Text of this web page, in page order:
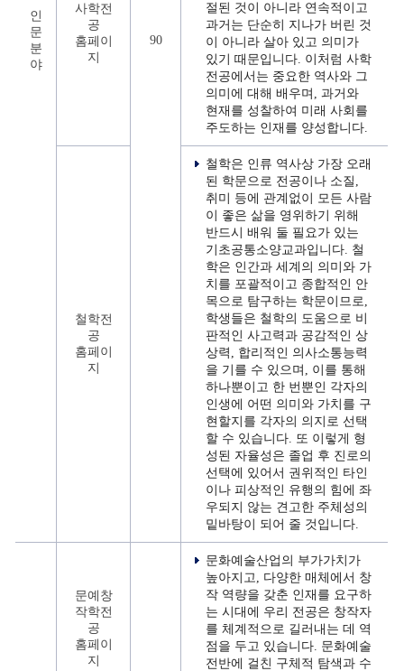
인
문
분
야
90
사학전
공
홈페이
지
절된 것이 아니라 연속적이고
과거는 단순히 지나가 버린 것
이 아니라 살아 있고 의미가
있기 때문입니다. 이처럼 사학
전공에서는 중요한 역사와 그
의미에 대해 배우며, 과거와
현재를 성찰하여 미래 사회를
주도하는 인재를 양성합니다.
철학전
공
홈페이
지
철학은 인류 역사상 가장 오래
된 학문으로 전공이나 소질,
취미 등에 관계없이 모든 사람
이 좋은 삶을 영위하기 위해
반드시 배워 둘 필요가 있는
기초공통소양교과입니다. 철
학은 인간과 세계의 의미와 가
치를 포괄적이고 종합적인 안
목으로 탐구하는 학문이므로,
학생들은 철학의 도움으로 비
판적인 사고력과 공감적인 상
상력, 합리적인 의사소통능력
을 기를 수 있으며, 이를 통해
하나뿐이고 한 번뿐인 각자의
인생에 어떤 의미와 가치를 구
현할지를 각자의 의지로 선택
할 수 있습니다. 또 이렇게 형
성된 자율성은 졸업 후 진로의
선택에 있어서 권위적인 타인
이나 피상적인 유행의 힘에 좌
우되지 않는 견고한 주체성의
밑바탕이 되어 줄 것입니다.
문예창
작학전
공
홈페이
지
문화예술산업의 부가가치가
높아지고, 다양한 매체에서 창
작 역량을 갖춘 인재를 요구하
는 시대에 우리 전공은 창작자
를 체계적으로 길러내는 데 역
점을 두고 있습니다. 문화예술
전반에 걸친 구체적 탐색과 수